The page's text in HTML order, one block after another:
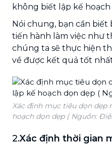
không biết lập kế
Nói chung, bạn cần
tiến hành làm việc như
chúng ta sẽ thực hiện
về được kết quả tốt
Xác định mục tiêu dọn dẹp
hoạch dọn dẹp ( Nguồn:
2.Xác định thời gian